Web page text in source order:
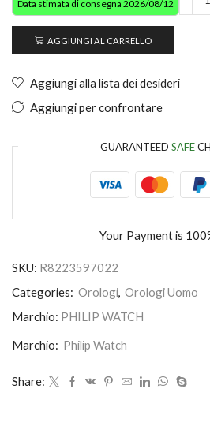
Data stimata di consegna 2026/08/12
AGGIUNGI AL CARRELLO
Aggiungi alla lista dei desideri
Aggiungi per confrontare
GUARANTEED SAFE
Your Payment is
SKU: R8223597022
Categories: Orologi, Orologi Uomo
Marchio: PHILIP WATCH
Marchio: Philip Watch
Share: